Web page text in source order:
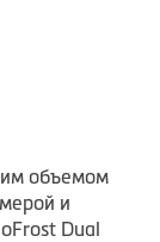
объемом
и
Dual